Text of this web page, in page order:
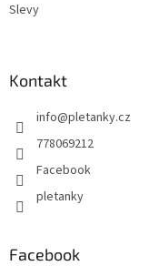
Slevy
Kontakt
info@pletanky.cz
778069212
Facebook
pletanky
Facebook